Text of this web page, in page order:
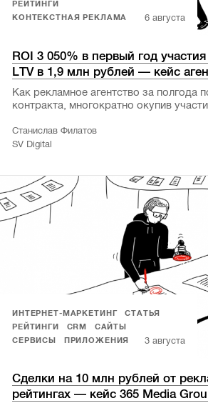
РЕЙТИНГИ
КОНТЕКСТНАЯ РЕКЛАМА
6 августа
ROI 3 050% в первый год
LTV в 1,9 млн рублей — кейс
Как рекламное агентство за полгода
контракта, многократно окупив
Станислав Филатов
SV Digital
ИНТЕРНЕТ-МАРКЕТИНГ
СТАТЬЯ
РЕЙТИНГИ
CRM
САЙТЫ
СЕРВИСЫ
ПРИЛОЖЕНИЯ 3 августа
Сделки на 10 млн рублей от
рейтингах — кейс 365 Media